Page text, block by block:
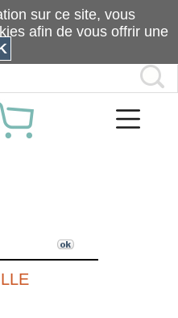
sur ce site, vous
afin de vous offrir une